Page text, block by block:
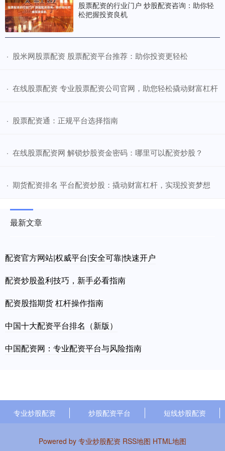
股票配资的行业门户 炒股配资咨询：助你轻
松把握投资良机
· ​股米网股票配资 股票配资平台推荐：助你投资更轻松
· ​在线股票配资 专业股票配资公司官网，助您轻松撬动财富杠杆
· ​股票配资通：正规平台选择指南
· ​在线股票配资网 解锁炒股资金密码：哪里可以配资炒股？
· ​期货配资排名 平台配资炒股：撬动财富杠杆，实现投资梦想
最新文章
配资官方网站|权威平台|安全可靠|快速开户
配资炒股盈利技巧，新手必看指南
配资股指期货 杠杆操作指南
中国十大配资平台排名（新版）
中国配资网：专业配资平台与风险指南
专业炒股配资 炒股配资平台 短线炒股配资
Powered by 专业炒股配资 RSS地图 HTML地图